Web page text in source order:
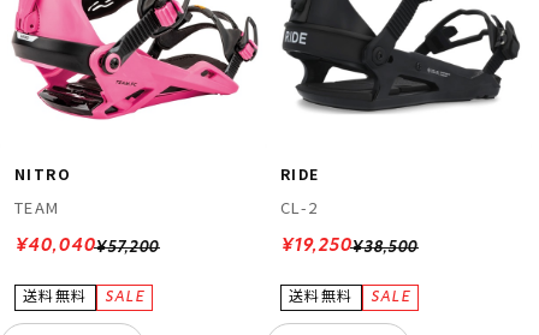
NITRO
TEAM
¥57,200
¥40,040
RIDE
CL-2
¥38,500
¥19,250